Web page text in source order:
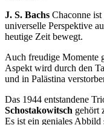
J. S. Bachs Chaconne
universelle Perspektive
heutige Zeit bewegt.
Auch freudige Momente
Aspekt wird durch den
und in Palästina
Das 1944 entstandene
Schostakowitsch gehört
Es ist ein geniales